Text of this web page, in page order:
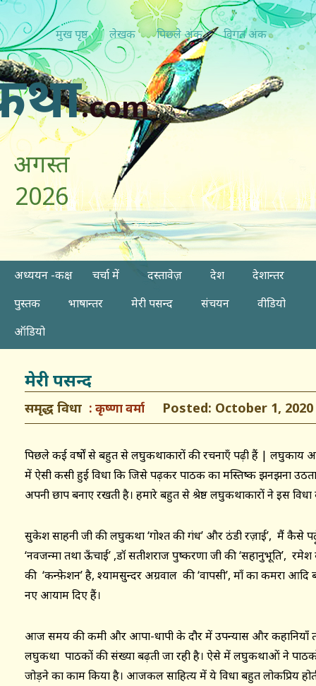
मुख पृष्ठ लेखक पिछ्ले अंक विगत अंक
.com
अगस्त
2026
अध्ययन -कक्ष चर्चा में दस्तावेज़ देश
देशान्तर
पुस्तक
भाषान्तर मेरी पसन्द संचयन
वीडियो
ऑडियो
मेरी पसन्द
समृद्ध विधा कृष्णा वर्मा Posted: October 1, 2020
पिछले कई वर्षों से बहुत से लघुकथाकारों की रचनाएँ पढ़ी हैं | लघुकाय
में ऐसी कसी हुई विधा कि जिसे पढ़कर पाठक का मस्तिष्क झनझना
अपनी छाप बनाए रखती है। हमारे बहुत से श्रेष्ठ लघुकथाकारों ने इस
सुकेश साहनी जी की लघुकथा ‘गोश्त की गंध’ और ठंडी रज़ाई’, मैं कैसे
‘नवजन्मा तथा ऊँचाई’ ,डॉ सतीशराज पुष्करणा जी की ‘सहानुभूति’,
की ‘कन्फ़ेशन’ है, श्यामसुन्दर अग्रवाल की ‘वापसी’, माँ का कमरा
नए आयाम दिए हैं।
आज समय की कमी और आपा-धापी के दौर में उपन्यास और कहानियाँ
लघुकथा पाठकों की संख्या बढ़ती जा रही है। ऐसे में लघुकथाओं ने
जोड़ने का काम किया है। आजकल साहित्य में ये विधा बहुत लोकप्रिय